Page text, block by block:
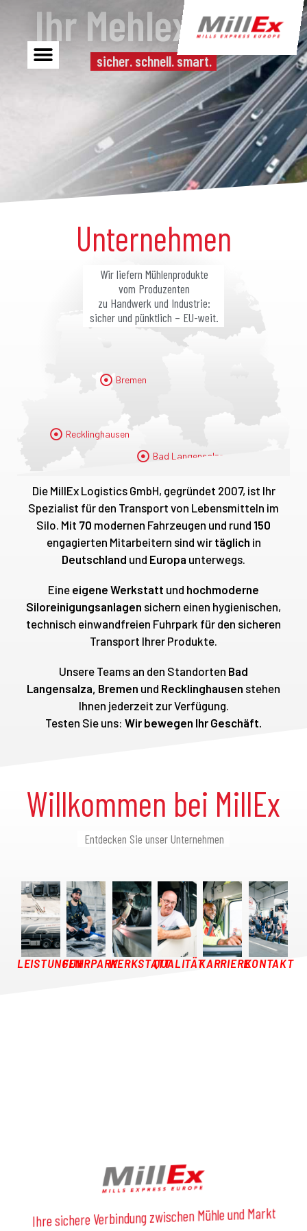
Ihr Mehlexpress
sicher. schnell. smart.
Unternehmen
Wir liefern Mühlenprodukte
vom Produzenten
zu Handwerk und Industrie:
sicher und pünktlich – EU-weit.
Bremen
Recklinghausen
Bad Langensalza
Die MillEx Logistics GmbH, gegründet 2007, ist Ihr
Spezialist für den Transport von Lebensmitteln im
Silo. Mit 70 modernen Fahrzeugen und rund 150
engagierten Mitarbeitern sind wirtäglich in
Deutschland und Europa unterwegs.
Eine eigene Werkstatt und hochmoderne
Siloreinigungsanlagen sichern einen hygienischen,
technisch einwandfreien Fuhrpark für den sicheren
Transport Ihrer Produkte.
Unsere Teams an den Standorten Bad
Langensalza, Bremen und Recklinghausen stehen
Ihnen jederzeit zur Verfügung.
Testen Sie uns: Wir bewegen Ihr Geschäft.
Willkommen bei MillEx
Entdecken Sie unser Unternehmen
LEISTUNGENFUHRPARKWERKSTATTQUALITÄTKARRIEREKONTAKT
Ihre sichere Verbindung zwischen Mühle und Markt